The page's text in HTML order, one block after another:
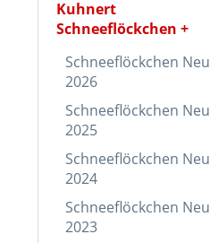
Kuhnert
Schneeflöckchen
Schneeflöckchen Neu
2026
Schneeflöckchen Neu
2025
Schneeflöckchen Neu
2024
Schneeflöckchen Neu
2023